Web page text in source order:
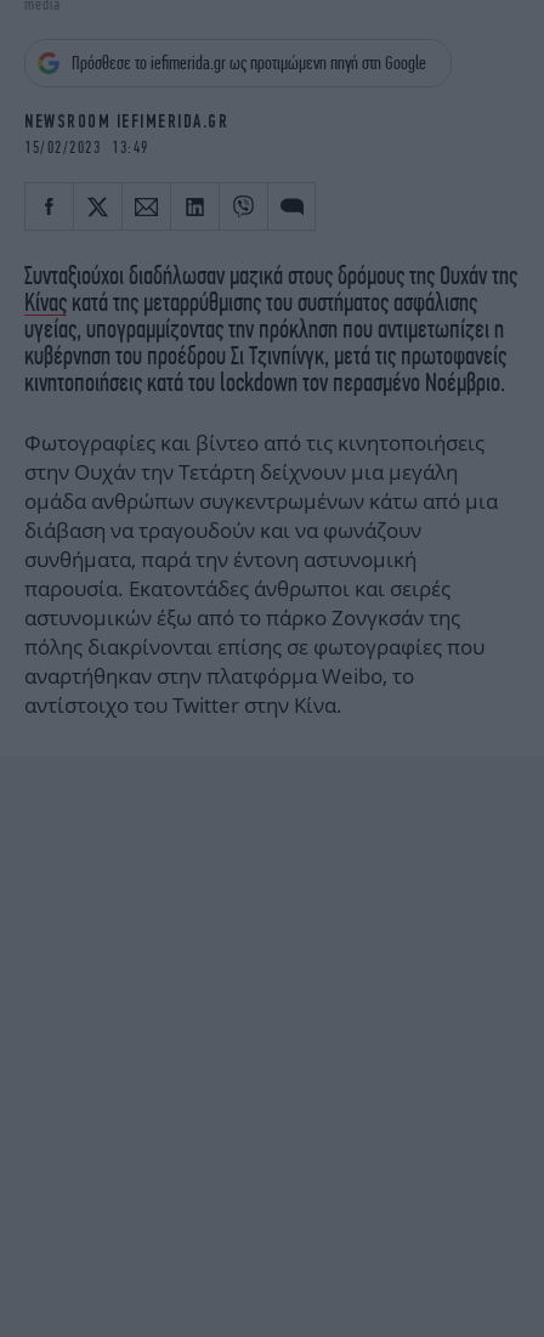
iBOOKS
OSCARS
NEWSLETTER
media
Πρόσθεσε το iefimerida.gr ως προτιμώμενη πηγή στη Google
NEWSROOM IEFIMERIDA.GR
15/02/2023 13:49
Συνταξιούχοι διαδήλωσαν μαζικά στους δρόμους της Ουχάν της
Κίνας κατά της μεταρρύθμισης του συστήματος ασφάλισης
υγείας, υπογραμμίζοντας την πρόκληση που αντιμετωπίζει η
κυβέρνηση του προέδρου Σι Τζινπίνγκ, μετά τις πρωτοφανείς
κινητοποιήσεις κατά του lockdown τον περασμένο Νοέμβριο.
Φωτογραφίες και βίντεο από τις κινητοποιήσεις
στην Ουχάν την Τετάρτη δείχνουν μια μεγάλη
ομάδα ανθρώπων συγκεντρωμένων κάτω από μια
διάβαση να τραγουδούν και να φωνάζουν
συνθήματα, παρά την έντονη αστυνομική
παρουσία. Εκατοντάδες άνθρωποι και σειρές
αστυνομικών έξω από το πάρκο Ζονγκσάν της
πόλης διακρίνονται επίσης σε φωτογραφίες που
αναρτήθηκαν στην πλατφόρμα Weibo, το
αντίστοιχο του Twitter στην Κίνα.